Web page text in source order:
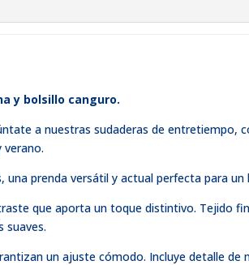
y bolsillo canguro.
a nuestras sudaderas de entretiempo,
verano.
una prenda versátil y actual perfecta para un
que aporta un toque distintivo. Tejido
suaves.
un ajuste cómodo. Incluye detalle de